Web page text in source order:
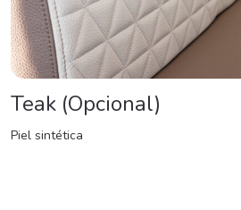
Teak (Opcional)
Piel sintética